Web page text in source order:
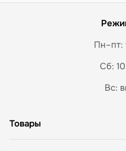
Пн–пт:
Сб:
Вс:
Товары